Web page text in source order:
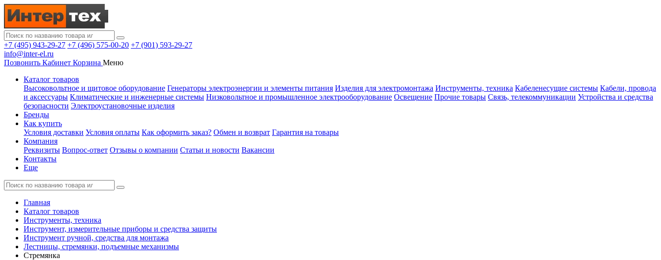
+7 (495) 943-29-27 +7 (496) 575-00-20 +7 (901) 593-29-27
info@inter-el.ru
Позвонить Кабинет Корзина Меню
Каталог товаров
Высоковольтное и щитовое оборудование Генераторы электроэнергии и элементы питания Изделия для электромонтажа Инструменты, техника Кабеленесущие системы Кабели, провода
и аксессуары Климатические и инженерные системы Низковольтное и промышленное электрооборудование Освещение Прочие товары Связь, телекоммуникации Устройства и средства
безопасности Электроустановочные изделия
Бренды
Как купить
Условия доставки Условия оплаты Как оформить заказ? Обмен и возврат Гарантия на товары
Компания
Реквизиты Вопрос-ответ Отзывы о компании Статьи и новости Вакансии
Контакты
Еще
Главная
Каталог товаров
Инструменты, техника
Инструмент, измерительные приборы и средства защиты
Инструмент ручной, средства для монтажа
Лестницы, стремянки, подъемные механизмы
Стремянка